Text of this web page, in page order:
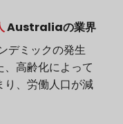
Australiaの業界
デミックの発生
高齢化によって
り、労働人口が減